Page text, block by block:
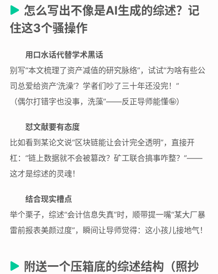
怎么写出不像是AI生成的综述？记
住这3个骚操作
用口水话代替学术黑话
别写“本文梳理了资产减值的研究脉络”，试试“为啥有些公
司总爱给资产‘洗澡’？学者们吵了三十年还没完！”
（偶尔打错字也没事，洗藻”——反正导师能懂🤪）
怼文献要有态度
比如看到某论文说“区块链能让会计完全透明”，直接开
杠：“链上数据就不会被篡改？矿工联合搞事咋整？”——
这才是综述的灵魂！
结合现实槽点
举个栗子，综述“会计信息失真”时，顺带提一嘴“某大厂暴
雷前报表美颜过度”，瞬间让导师觉得：这小孩儿接地气！
附送一个压箱底的综述结构（照抄